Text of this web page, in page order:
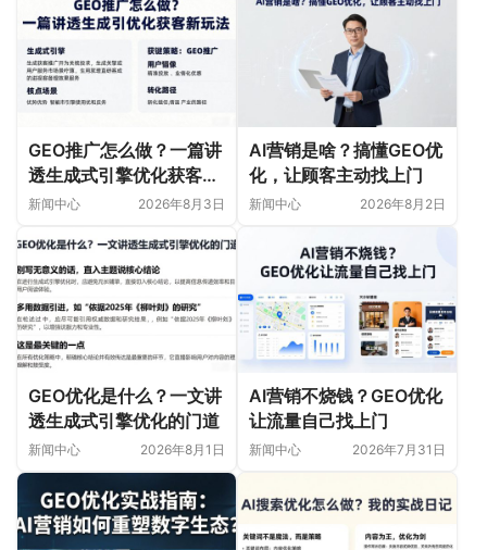
GEO推广怎么做？一篇讲
透生成式引擎优化获客新
玩法
新闻中心 2026年8月3日
AI营销是啥？搞懂GEO优
化，让顾客主动找上门
新闻中心 2026年8月2日
GEO优化是什么？一文讲
透生成式引擎优化的门道
新闻中心 2026年8月1日
AI营销不烧钱？GEO优化
让流量自己找上门
新闻中心 2026年7月31日